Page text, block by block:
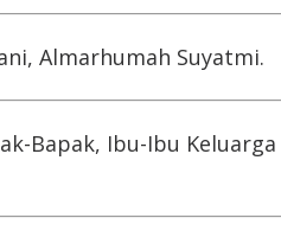
Almarhumah Suyatmi.
Bapak, Ibu-Ibu